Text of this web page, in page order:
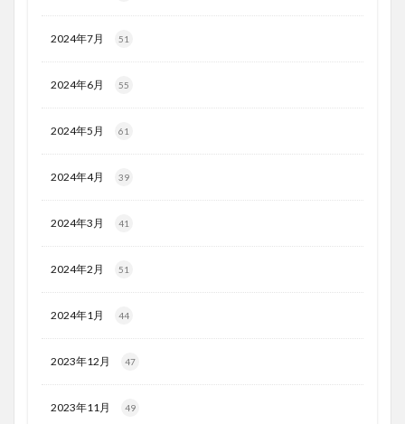
2024年7月 51
2024年6月 55
2024年5月 61
2024年4月 39
2024年3月 41
2024年2月 51
2024年1月 44
2023年12月 47
2023年11月 49